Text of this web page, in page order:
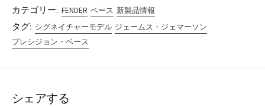
カテゴリー: FENDER ベース 新製品情報
タグ: シグネイチャーモデル ジェームス・ジェマーソン
プレシジョン・ベース
シェアする